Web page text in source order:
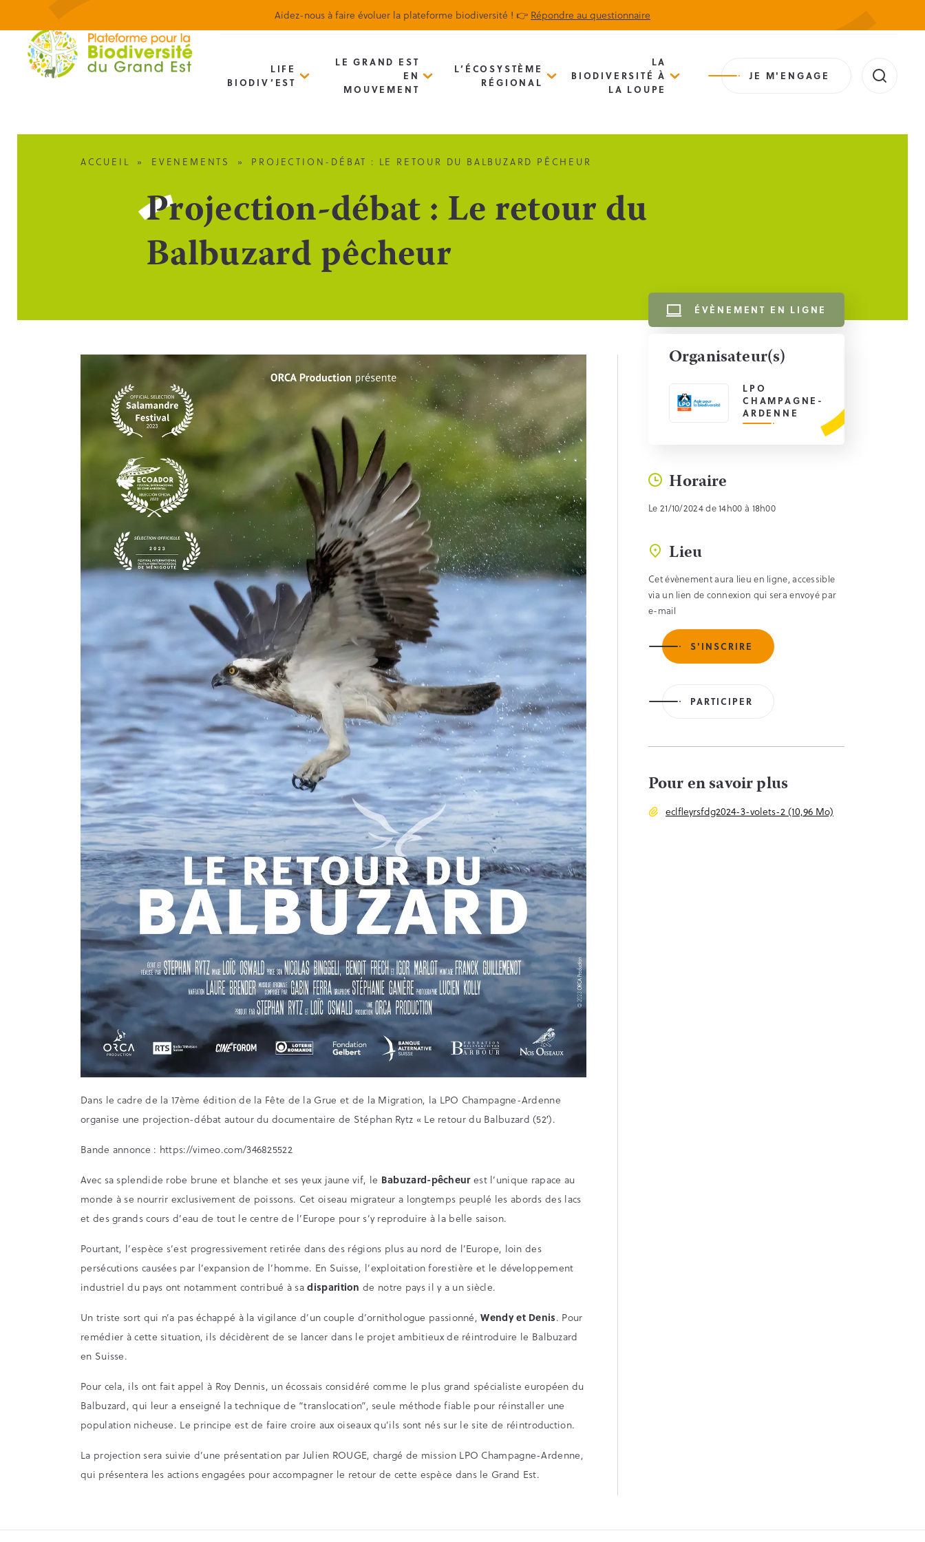
Aidez-nous à faire évoluer la plateforme biodiversité ! 👉 Répondre au questionnaire
Biodiv’Map Newsletter Actualités
LIFE
BIODIV’EST
LE GRAND EST
EN
MOUVEMENT
L’ÉCOSYSTÈME
RÉGIONAL
LA
BIODIVERSITÉ À
LA LOUPE
JE M'ENGAGE
ACCUEIL » EVENEMENTS » PROJECTION-DÉBAT : LE RETOUR DU BALBUZARD PÊCHEUR
Projection-débat : Le retour du
Balbuzard pêcheur
Dans le cadre de la 17ème édition de la Fête de la Grue et de la Migration, la LPO Champagne-Ardenne
organise une projection-débat autour du documentaire de Stéphan Rytz « Le retour du Balbuzard (52′).
Bande annonce : https://vimeo.com/346825522
Avec sa splendide robe brune et blanche et ses yeux jaune vif, le Babuzard-pêcheurest l’unique rapace au
monde à se nourrir exclusivement de poissons. Cet oiseau migrateur a longtemps peuplé les abords des lacs
et des grands cours d’eau de tout le centre de l’Europe pour s’y reproduire à la belle saison.
Pourtant, l’espèce s’est progressivement retirée dans des régions plus au nord de l’Europe, loin des
persécutions causées par l’expansion de l’homme. En Suisse, l’exploitation forestière et le développement
industriel du pays ont notamment contribué à sadisparition de notre pays il y a un siècle.
Un triste sort qui n’a pas échappé à la vigilance d’un couple d’ornithologue passionné,Wendy et Denis. Pour
remédier à cette situation, ils décidèrent de se lancer dans le projet ambitieux de réintroduire le Balbuzard
en Suisse.
Pour cela, ils ont fait appel à Roy Dennis, un écossais considéré comme le plus grand spécialiste européen du
Balbuzard, qui leur a enseigné la technique de “translocation”, seule méthode fiable pour réinstaller une
population nicheuse. Le principe est de faire croire aux oiseaux qu’ils sont nés sur le site de réintroduction.
La projection sera suivie d’une présentation par Julien ROUGE, chargé de mission LPO Champagne-Ardenne,
qui présentera les actions engagées pour accompagner le retour de cette espèce dans le Grand Est.
ÉVÈNEMENT EN LIGNE
Organisateur(s)
LPO
CHAMPAGNE-
ARDENNE
Horaire
Le 21/10/2024 de 14h00 à 18h00
Lieu
Cet évènement aura lieu en ligne, accessible
via un lien de connexion qui sera envoyé par
e-mail
S'INSCRIRE
PARTICIPER
Pour en savoir plus
eclfleyrsfdg2024-3-volets-2 (10,96 Mo)